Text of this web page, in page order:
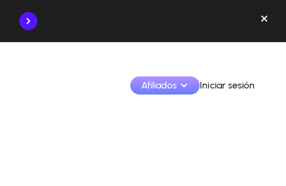
Afiliados Iniciar sesión